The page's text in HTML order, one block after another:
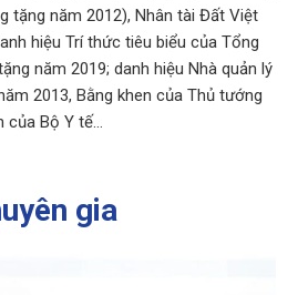
tặng năm 2012), Nhân tài Đất Việt
hiệu Trí thức tiêu biểu của Tổng
năm 2019; danh hiệu Nhà quản lý
2013, Bằng khen của Thủ tướng
Bộ Y tế…
gia